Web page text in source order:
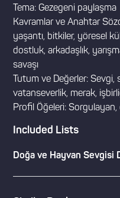
Tema: Gezegeni paylaşma
Kavramlar ve Anahtar
yaşantı, bitkiler, yöresel
dostluk, arkadaşlık,
savaşı
Tutum ve Değerler:
vatanseverlik, merak,
Profil Öğeleri:
Included Lists
Doğa ve Hayvan Sevgisi